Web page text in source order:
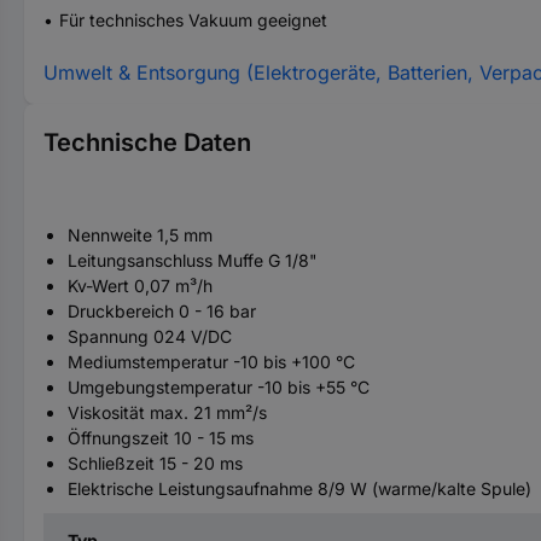
Für technisches Vakuum geeignet
Umwelt & Entsorgung (Elektrogeräte, Batterien,
Technische Daten
Nennweite 1,5 mm
Leitungsanschluss Muffe G 1/8"
Kv-Wert 0,07 m³/h
Druckbereich 0 - 16 bar
Spannung 024 V/DC
Mediumstemperatur -10 bis +100 °C
Umgebungstemperatur -10 bis +55 °C
Viskosität max. 21 mm²/s
Öffnungszeit 10 - 15 ms
Schließzeit 15 - 20 ms
Elektrische Leistungsaufnahme 8/9 W (warme/kalte Spule)